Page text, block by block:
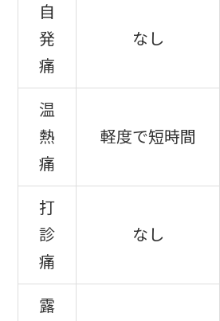
自
発
痛
なし
温
熱
痛
軽度で短時間
打
診
痛
なし
露